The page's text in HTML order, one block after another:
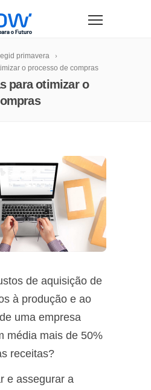
primavera
o processo de compras
para otimizar o
de aquisição de
à produção e ao
uma empresa
média mais de 50%
receitas?
e assegurar a